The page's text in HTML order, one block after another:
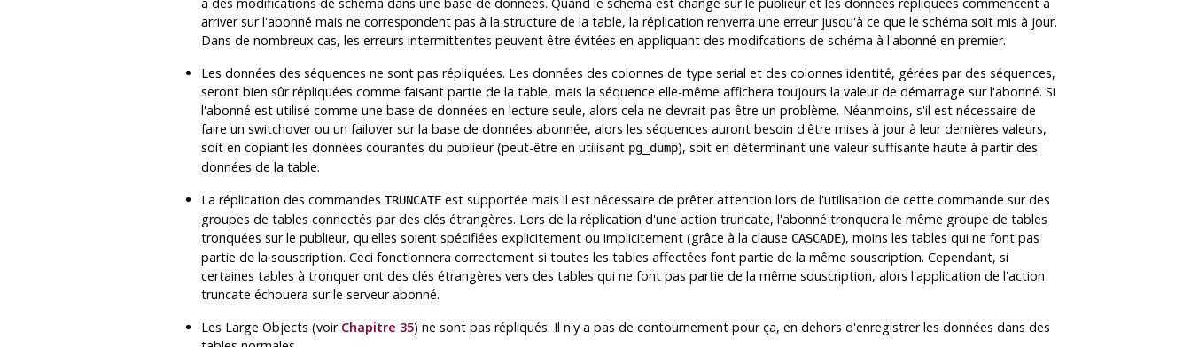
arriver sur l'abonné mais ne correspondent pas à la structure de la table, la réplication renverra une erreur jusqu'à ce que le schéma soit mis à jour.
Dans de nombreux cas, les erreurs intermittentes peuvent être évitées en appliquant des modifcations de schéma à l'abonné en premier.
Les données des séquences ne sont pas répliquées. Les données des colonnes de type serial et des colonnes identité, gérées par des séquences,
seront bien sûr répliquées comme faisant partie de la table, mais la séquence elle-même affichera toujours la valeur de démarrage sur l'abonné. Si
l'abonné est utilisé comme une base de données en lecture seule, alors cela ne devrait pas être un problème. Néanmoins, s'il est nécessaire de
faire un switchover ou un failover sur la base de données abonnée, alors les séquences auront besoin d'être mises à jour à leur dernières valeurs,
soit en copiant les données courantes du publieur (peut-être en utilisant pg_dump), soit en déterminant une valeur suffisante haute à partir des
données de la table.
La réplication des commandes TRUNCATE est supportée mais il est nécessaire de prêter attention lors de l'utilisation de cette commande sur des
groupes de tables connectés par des clés étrangères. Lors de la réplication d'une action truncate, l'abonné tronquera le même groupe de tables
tronquées sur le publieur, qu'elles soient spécifiées explicitement ou implicitement (grâce à la clause CASCADE), moins les tables qui ne font pas
partie de la souscription. Ceci fonctionnera correctement si toutes les tables affectées font partie de la même souscription. Cependant, si
certaines tables à tronquer ont des clés étrangères vers des tables qui ne font pas partie de la même souscription, alors l'application de l'action
truncate échouera sur le serveur abonné.
Les Large Objects (voir Chapitre 35) ne sont pas répliqués. Il n'y a pas de contournement pour ça, en dehors d'enregistrer les données dans des